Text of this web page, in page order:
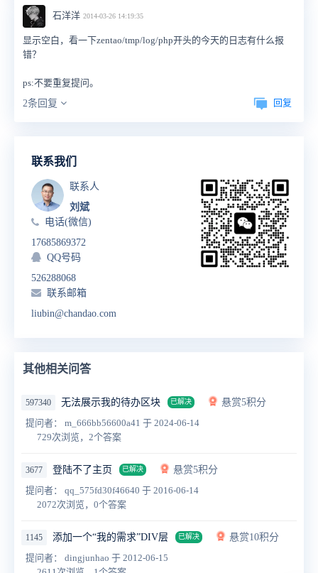
石洋洋 2014-03-26 14:19:35
显示空白，看一下zentao/tmp/log/php开头的今天的日志有什么报
错？
ps:不要重复提问。
2条回复
回复
联系我们
联系人
刘斌
电话(微信)
17685869372
QQ号码
526288068
联系邮箱
liubin@chandao.com
其他相关问答
597340 无法展示我的待办区块 已解决
悬赏5积分
提问者： m_666bb56600a41 于 2024-06-14
729次浏览，2个答案
3677 登陆不了主页 已解决
悬赏5积分
提问者： qq_575fd30f46640 于 2016-06-14
2072次浏览，0个答案
1145 添加一个“我的需求”DIV层 已解决
悬赏10积分
提问者： dingjunhao 于 2012-06-15